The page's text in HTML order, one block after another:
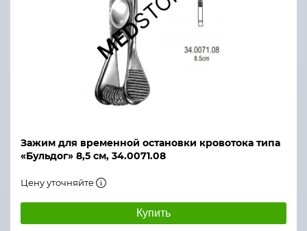
Зажим для временной остановки кровотока типа
«Бульдог» 8,5 см, 34.0071.08
Цену уточняйте
Купить